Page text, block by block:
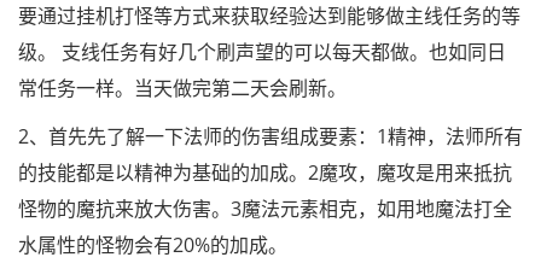
要通过挂机打怪等方式来获取经验达到能够做主线任务的等
级。 支线任务有好几个刷声望的可以每天都做。也如同日
常任务一样。当天做完第二天会刷新。
2、首先先了解一下法师的伤害组成要素：1精神，法师所有
的技能都是以精神为基础的加成。2魔攻，魔攻是用来抵抗
怪物的魔抗来放大伤害。3魔法元素相克，如用地魔法打全
水属性的怪物会有20%的加成。